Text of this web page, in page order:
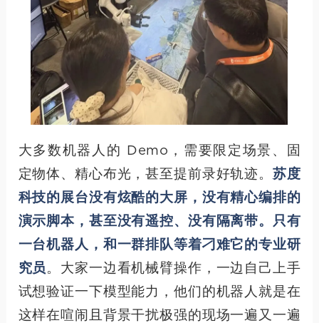
大多数机器人的 Demo，需要限定场景、固
定物体、精心布光，甚至提前录好轨迹。 苏度
科技的展台没有炫酷的大屏，没有精心编排的
演示脚本，甚至没有遥控、没有隔离带。只有
一台机器人，和一群排队等着刁难它的专业研
究员 。大家一边看机械臂操作，一边自己上手
试想验证一下模型能力，他们的机器人就是在
这样在喧闹且背景干扰极强的现场一遍又一遍